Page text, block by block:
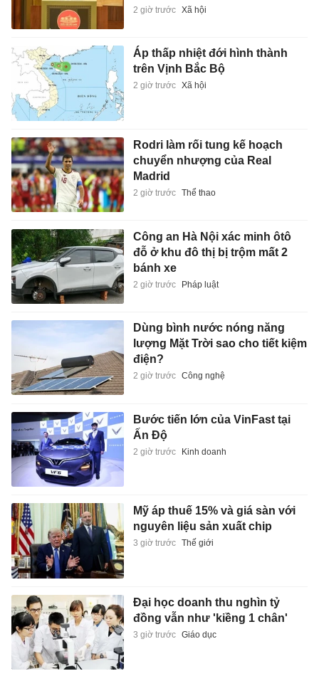
2 giờ trước Xã hội
Áp thấp nhiệt đới hình thành
trên Vịnh Bắc Bộ
2 giờ trước Xã hội
Rodri làm rối tung kế hoạch
chuyển nhượng của Real
Madrid
2 giờ trước Thể thao
Công an Hà Nội xác minh ôtô
đỗ ở khu đô thị bị trộm mất 2
bánh xe
2 giờ trước Pháp luật
Dùng bình nước nóng năng
lượng Mặt Trời sao cho tiết kiệm
điện?
2 giờ trước Công nghệ
Bước tiến lớn của VinFast tại
Ấn Độ
2 giờ trước Kinh doanh
Mỹ áp thuế 15% và giá sàn với
nguyên liệu sản xuất chip
3 giờ trước Thế giới
Đại học doanh thu nghìn tỷ
đồng vẫn như 'kiềng 1 chân'
3 giờ trước Giáo dục